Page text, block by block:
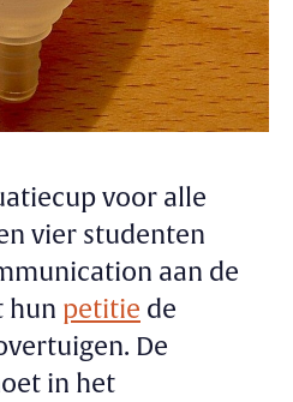
voor alle
vier studenten
aan de
hun petitie de
De
in het